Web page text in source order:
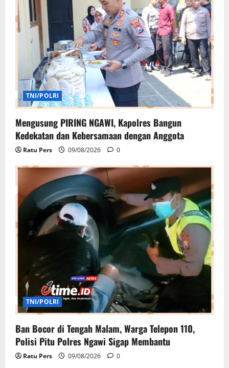
TNI/POLRI
Mengusung PIRING NGAWI, Kapolres Bangun
Kedekatan dan Kebersamaan dengan Anggota
Ratu Pers 09/08/2026 0
TNI/POLRI
Ban Bocor di Tengah Malam, Warga Telepon 110,
Polisi Pitu Polres Ngawi Sigap Membantu
Ratu Pers 09/08/2026 0